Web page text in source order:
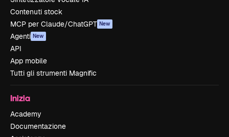
Contenuti stock
MCP per Claude/ChatGPT New
Agenti New
API
App mobile
Tutti gli strumenti Magnific
Inizia
Academy
Documentazione